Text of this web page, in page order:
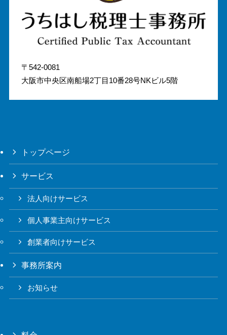
〒542-0081
大阪市中央区南船場2丁目10番28号NKビル5階
トップページ
サービス
法人向けサービス
個人事業主向けサービス
創業者向けサービス
事務所案内
お知らせ